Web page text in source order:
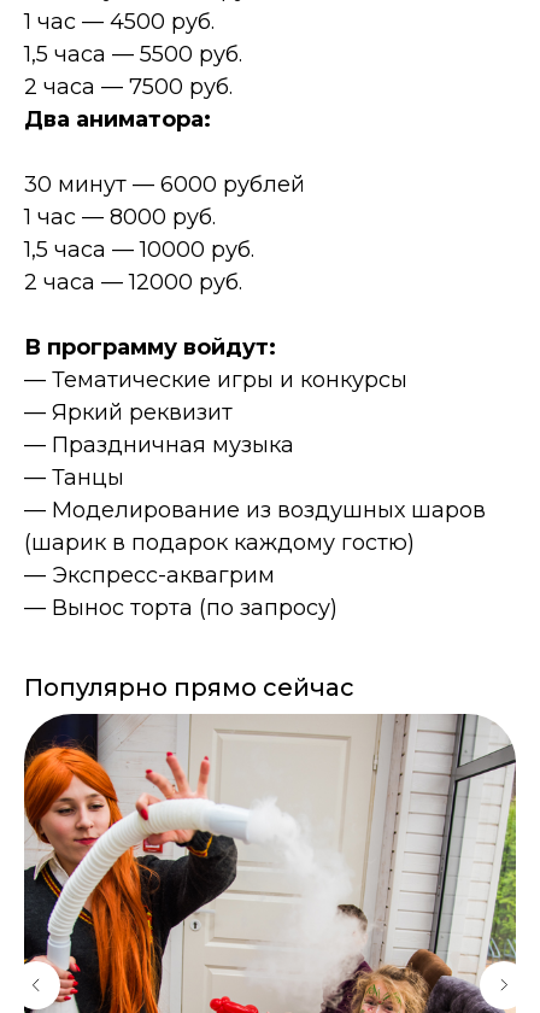
1 час — 4500 руб.
1,5 часа — 5500 руб.
2 часа — 7500 руб.
Два аниматора:
30 минут — 6000 рублей
1 час — 8000 руб.
1,5 часа — 10000 руб.
2 часа — 12000 руб.
В программу войдут:
— Тематические игры и конкурсы
— Яркий реквизит
— Праздничная музыка
— Танцы
— Моделирование из воздушных шаров
(шарик в подарок каждому гостю)
— Экспресс-аквагрим
— Вынос торта (по запросу)
Популярно прямо сейчас